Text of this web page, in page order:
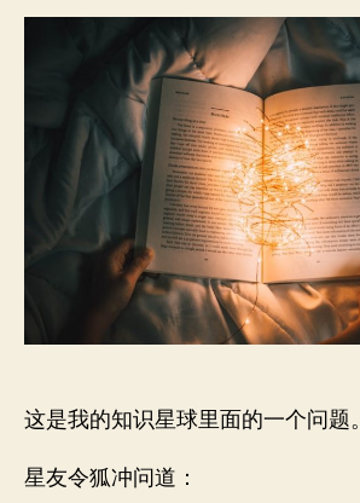
者
期
这是我的知识星球里面的一个问题。
星友令狐冲问道：